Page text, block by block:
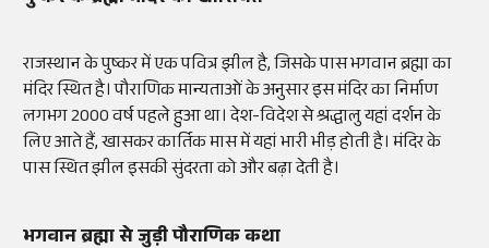
राजस्थान के पुष्कर में एक पवित्र झील है, जिसके पास भगवान ब्रह्मा का
मंदिर स्थित है। पौराणिक मान्यताओं के अनुसार इस मंदिर का निर्माण
लगभग 2000 वर्ष पहले हुआ था। देश-विदेश से श्रद्धालु यहां दर्शन के
लिए आते हैं, खासकर कार्तिक मास में यहां भारी भीड़ होती है। मंदिर के
पास स्थित झील इसकी सुंदरता को और बढ़ा देती है।
भगवान ब्रह्मा से जुड़ी पौराणिक कथा